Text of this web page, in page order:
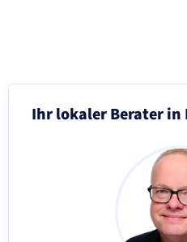
Ihr lokaler Berater in